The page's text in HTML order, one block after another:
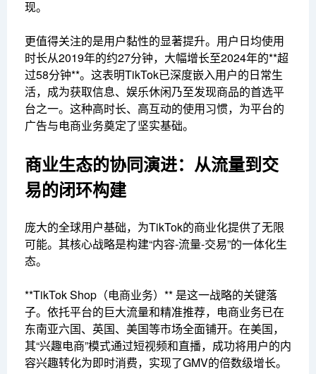
现。
更值得关注的是用户黏性的显著提升。用户日均使用
时长从2019年的约27分钟，大幅增长至2024年的**超
过58分钟**。这表明TikTok已深度嵌入用户的日常生
活，成为获取信息、娱乐休闲乃至发现商品的首选平
台之一。这种高时长、高互动的使用习惯，为平台的
广告与电商业务奠定了坚实基础。
商业生态的协同演进：从流量到交
易的闭环构建
庞大的全球用户基础，为TikTok的商业化提供了无限
可能。其核心战略是构建“内容-流量-交易”的一体化生
态。
**TikTok Shop（电商业务）** 是这一战略的关键落
子。依托平台的巨大流量和精准推荐，电商业务已在
东南亚六国、英国、美国等市场全面铺开。在美国，
其“兴趣电商”模式通过短视频和直播，成功将用户的内
容兴趣转化为即时消费，实现了GMV的倍数级增长。